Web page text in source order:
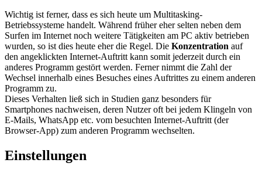
Wichtig ist ferner, dass es sich heute um Multitasking-
Betriebssysteme handelt. Während früher eher selten neben dem
Surfen im Internet noch weitere Tätigkeiten am PC aktiv betrieben
wurden, so ist dies heute eher die Regel. Die Konzentration auf
den angeklickten Internet-Auftritt kann somit jederzeit durch ein
anderes Programm gestört werden. Ferner nimmt die Zahl der
Wechsel innerhalb eines Besuches eines Auftrittes zu einem anderen
Programm zu.
Dieses Verhalten ließ sich in Studien ganz besonders für
Smartphones nachweisen, deren Nutzer oft bei jedem Klingeln von
E-Mails, WhatsApp etc. vom besuchten Internet-Auftritt (der
Browser-App) zum anderen Programm wechselten.
Einstellungen